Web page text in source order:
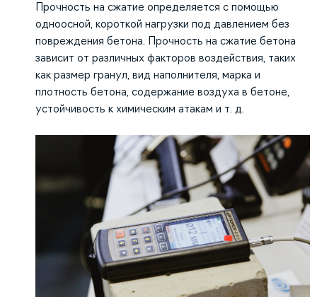
Прочность на сжатие определяется с помощью
одноосной, короткой нагрузки под давлением без
повреждения бетона. Прочность на сжатие бетона
зависит от различных факторов воздействия, таких
как размер гранул, вид наполнителя, марка и
плотность бетона, содержание воздуха в бетоне,
устойчивость к химическим атакам и т. д.